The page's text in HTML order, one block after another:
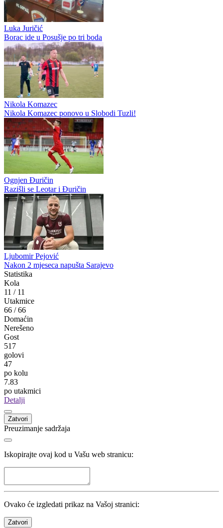
Luka Juričić
Borac ide u Posušje po tri boda
Nikola Komazec
Nikola Komazec ponovo u Slobodi Tuzli!
Ognjen Đuričin
Razišli se Leotar i Đuričin
Ljubomir Pejović
Nakon 2 mjeseca napušta Sarajevo
Statistika
Kola
11/11
Utakmice
66/66
Domaćin
Nerešeno
Gost
517
golovi
47
po kolu
7.83
po utakmici
Detalji
Zatvori
Preuzimanje sadržaja